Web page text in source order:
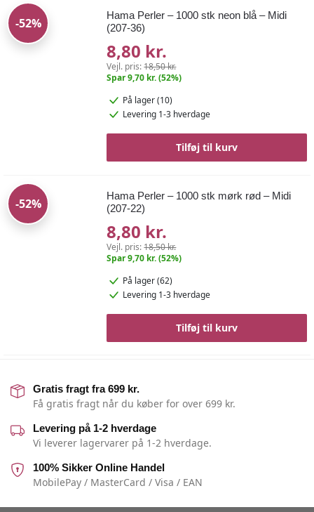
-52%
Hama Perler – 1000 stk neon blå – Midi
(207-36)
8,80 kr.
Vejl. pris:18,50 kr.
Spar 9,70 kr. (52%)
På lager (10)
Levering 1-3 hverdage
Tilføj til kurv
-52%
Hama Perler – 1000 stk mørk rød – Midi
(207-22)
8,80 kr.
Vejl. pris:18,50 kr.
Spar 9,70 kr. (52%)
På lager (62)
Levering 1-3 hverdage
Tilføj til kurv
Gratis fragt fra 699 kr.
Få gratis fragt når du køber for over 699 kr.
Levering på 1-2 hverdage
Vi leverer lagervarer på 1-2 hverdage.
100% Sikker Online Handel
MobilePay / MasterCard / Visa / EAN